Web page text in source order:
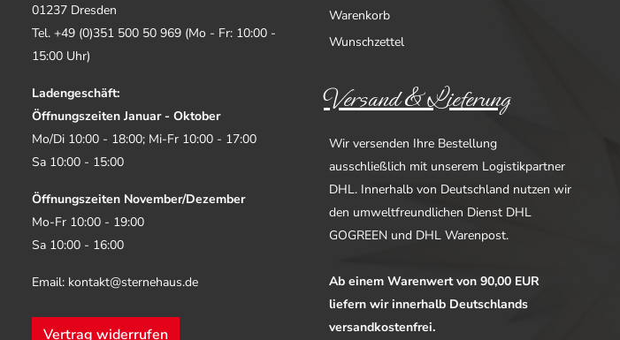
01237 Dresden
Tel. +49 (0)351 500 50 969 (Mo - Fr: 10:00 -
15:00 Uhr)
Ladengeschäft:
Öffnungszeiten Januar - Oktober
Mo/Di 10:00 - 18:00; Mi-Fr 10:00 - 17:00
Sa 10:00 - 15:00
Öffnungszeiten November/Dezember
Mo-Fr 10:00 - 19:00
Sa 10:00 - 16:00
Email: kontakt@sternehaus.de
Vertrag widerrufen
Warenkorb
Wunschzettel
Versand & Lieferung
Wir versenden Ihre Bestellung
ausschließlich mit unserem Logistikpartner
DHL. Innerhalb von Deutschland nutzen wir
den umweltfreundlichen Dienst DHL
GOGREEN und DHL Warenpost.
Ab einem Warenwert von 90,00 EUR
liefern wir innerhalb Deutschlands
versandkostenfrei.